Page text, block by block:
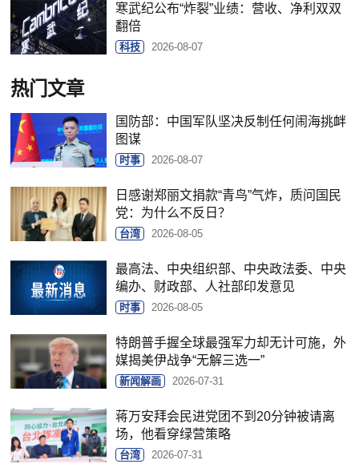
寒武纪公布“炸裂”业绩：营收、净利双双
翻倍
科技 2026-08-07
热门文章
国防部：中国军队坚决反制任何闹海挑衅
图谋
时事 2026-08-07
日感谢郑丽文捐款“青鸟”气炸，质问国民
党：为什么不反日？
台湾 2026-08-05
最高法、中央组织部、中央政法委、中央
编办、财政部、人社部印发意见
时事 2026-08-05
特朗普手握全球最强军力却无计可施，外
媒揭美伊战争“无解三选一”
新闻解画 2026-07-31
蒋万安拜会民进党团不到20分钟被请离
场，他看穿绿营策略
台湾 2026-07-31